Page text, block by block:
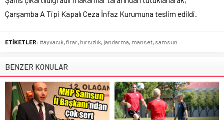
Çarşamba A Tipi Kapalı Ceza İnfaz Kurumuna teslim edildi.
ETİKETLER: #ayvacık firar hırsızlık jandarma manset samsun
BENZER KONULAR